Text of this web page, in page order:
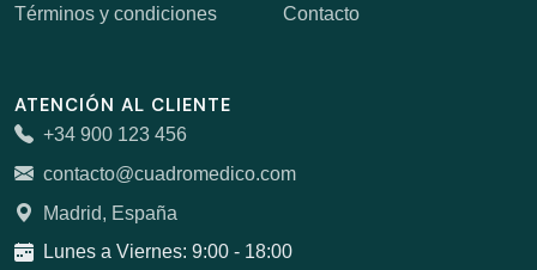
Términos y condiciones
Contacto
ATENCIÓN AL CLIENTE
+34 900 123 456
contacto@cuadromedico.com
Madrid, España
Lunes a Viernes: 9:00 - 18:00